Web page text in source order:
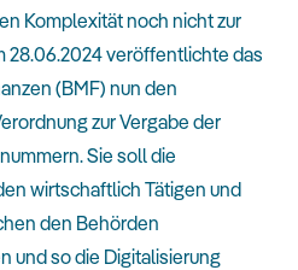
Komplexität noch nicht zur
28.06.2024 veröffentlichte das
(BMF) nun den
zur Vergabe der
Sie soll die
wirtschaftlich Tätigen und
den Behörden
und so die Digitalisierung